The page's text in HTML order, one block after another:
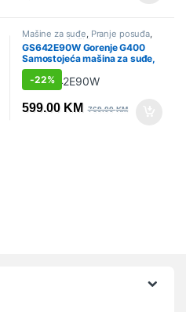
Mašine za suđe Pranje posuđa,
Samostojeće širine 60cm
Sniženo
GS642E90W Gorenje G400
Samostojeća mašina za suđe,
60 cm
-22%
599.00 KM 769.00KM